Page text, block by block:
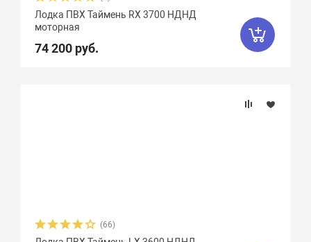
Лодка ПВХ Таймень RX 3700 НДНД
моторная
74 200 руб.
(66)